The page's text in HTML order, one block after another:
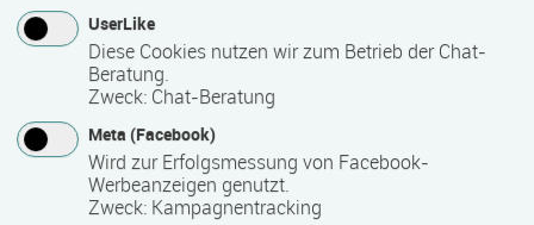
Vollzeit
Präsenzveranstaltung
Keramik, Yoga und Mee(h)r
Termin
17.08.2026 - 21.08.2026
Ort
17509 Lubmin
Zeitmuster
Lehr- und Lernform
UserLike
Diese Cookies nutzen wir zum Betrieb der Chat-
Beratung.
Zweck: Chat-Beratung
Meta (Facebook)
Wird zur Erfolgsmessung von Facebook-
Werbeanzeigen genutzt.
Zweck: Kampagnentracking